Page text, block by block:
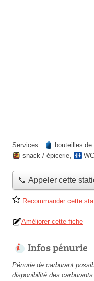
Services : bouteilles de
snack / épicerie, WC
📞 Appeler cette
Recommander cette
Améliorer cette fiche
Infos pénurie
Pénurie de carburant
disponibilité des